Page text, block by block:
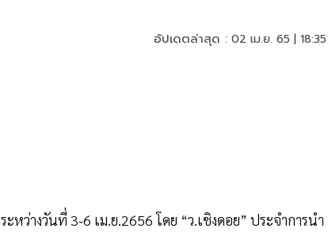
อัปเดตล่าสุด : 02 เม.ย. 65 |
างวันที่ 3-6 เม.ย.2656 โดย “ว.เชิงดอย” ประจำการนำ